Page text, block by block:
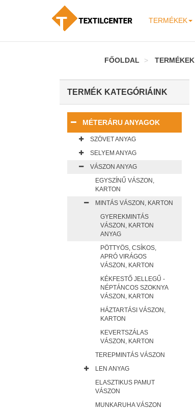
TERMÉKEK
FŐOLDAL TERMÉKEK
TERMÉK KATEGÓRIÁINK
MÉTERÁRU ANYAGOK
SZÖVET ANYAG
SELYEM ANYAG
VÁSZON ANYAG
EGYSZÍNŰ VÁSZON,
KARTON
MINTÁS VÁSZON, KARTON
GYEREKMINTÁS
VÁSZON, KARTON
ANYAG
PÖTTYÖS, CSÍKOS,
APRÓ VIRÁGOS
VÁSZON, KARTON
KÉKFESTŐ JELLEGŰ -
NÉPTÁNCOS SZOKNYA
VÁSZON, KARTON
HÁZTARTÁSI VÁSZON,
KARTON
KEVERTSZÁLAS
VÁSZON, KARTON
TEREPMINTÁS VÁSZON
LEN ANYAG
ELASZTIKUS PAMUT
VÁSZON
MUNKARUHA VÁSZON